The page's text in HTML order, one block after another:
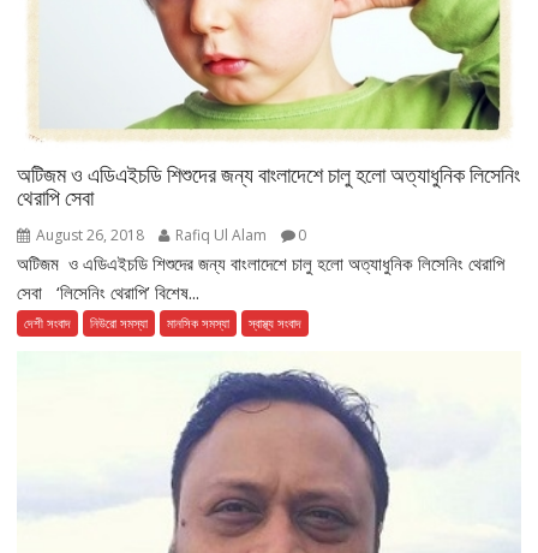
অটিজম ও এডিএইচডি শিশুদের জন্য বাংলাদেশে চালু হলো অত্যাধুনিক লিসেনিং
থেরাপি সেবা
August 26, 2018 Rafiq Ul Alam 0
অটিজম ও এডিএইচডি শিশুদের জন্য বাংলাদেশে চালু হলো অত্যাধুনিক লিসেনিং থেরাপি
সেবা ‘লিসেনিং থেরাপি’ বিশেষ...
দেশী সংবাদ নিউরো সমস্যা মানসিক সমস্যা স্বাস্থ্য সংবাদ